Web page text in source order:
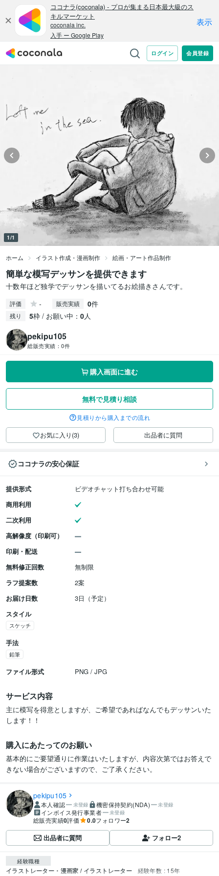
1/1
ホーム イラスト作成・漫画制作 絵画・アート作品制作
簡単な模写デッサンを提供できます
十数年ほど独学でデッサンを描いてるお絵描きさんです。
評価 - 販売実績 0件
残り 5枠 / お願い中： 0人
pekipu105
総販売実績： 0件
購入画面に進む
無料で見積り相談
見積りから購入までの流れ
お気に入り(3) 出品者に質問
ココナラの安心保証
提供形式
ビデオチャット打ち合わせ可能
商用利用
二次利用
高解像度（印刷可）
印刷・配送
無料修正回数
無制限
ラフ提案数
2案
お届け日数
3日（予定）
スタイル
スケッチ
手法
鉛筆
ファイル形式 PNG / JPG
サービス内容
主に模写を得意としますが、ご希望であればなんでもデッサンいた
します！！
購入にあたってのお願い
基本的にご要望通りに作業はいたしますが、内容次第ではお答えで
きない場合がございますので、ご了承ください。
pekipu105
本人確認 未登録 機密保持契約(NDA) 未登録
インボイス発行事業者 未登録
総販売実績0評価 0.0フォロワー2
出品者に質問 フォロー2
経験職種
イラストレーター・漫画家 / イラストレーター 経験年数 : 15年